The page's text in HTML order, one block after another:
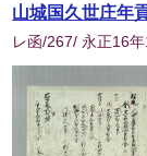
山城国久世庄年
レ函/267/ 永正16